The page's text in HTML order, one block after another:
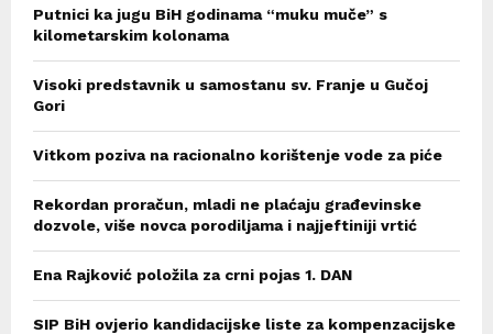
Putnici ka jugu BiH godinama “muku muče” s
kilometarskim kolonama
Visoki predstavnik u samostanu sv. Franje u Gučoj
Gori
Vitkom poziva na racionalno korištenje vode za piće
Rekordan proračun, mladi ne plaćaju građevinske
dozvole, više novca porodiljama i najjeftiniji vrtić
Ena Rajković položila za crni pojas 1. DAN
SIP BiH ovjerio kandidacijske liste za kompenzacijske